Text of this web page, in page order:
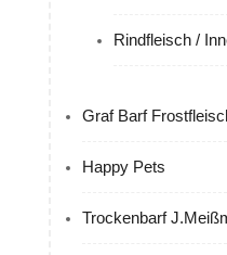
Rindfleisch /
Graf Barf
Happy Pets
Trockenbarf